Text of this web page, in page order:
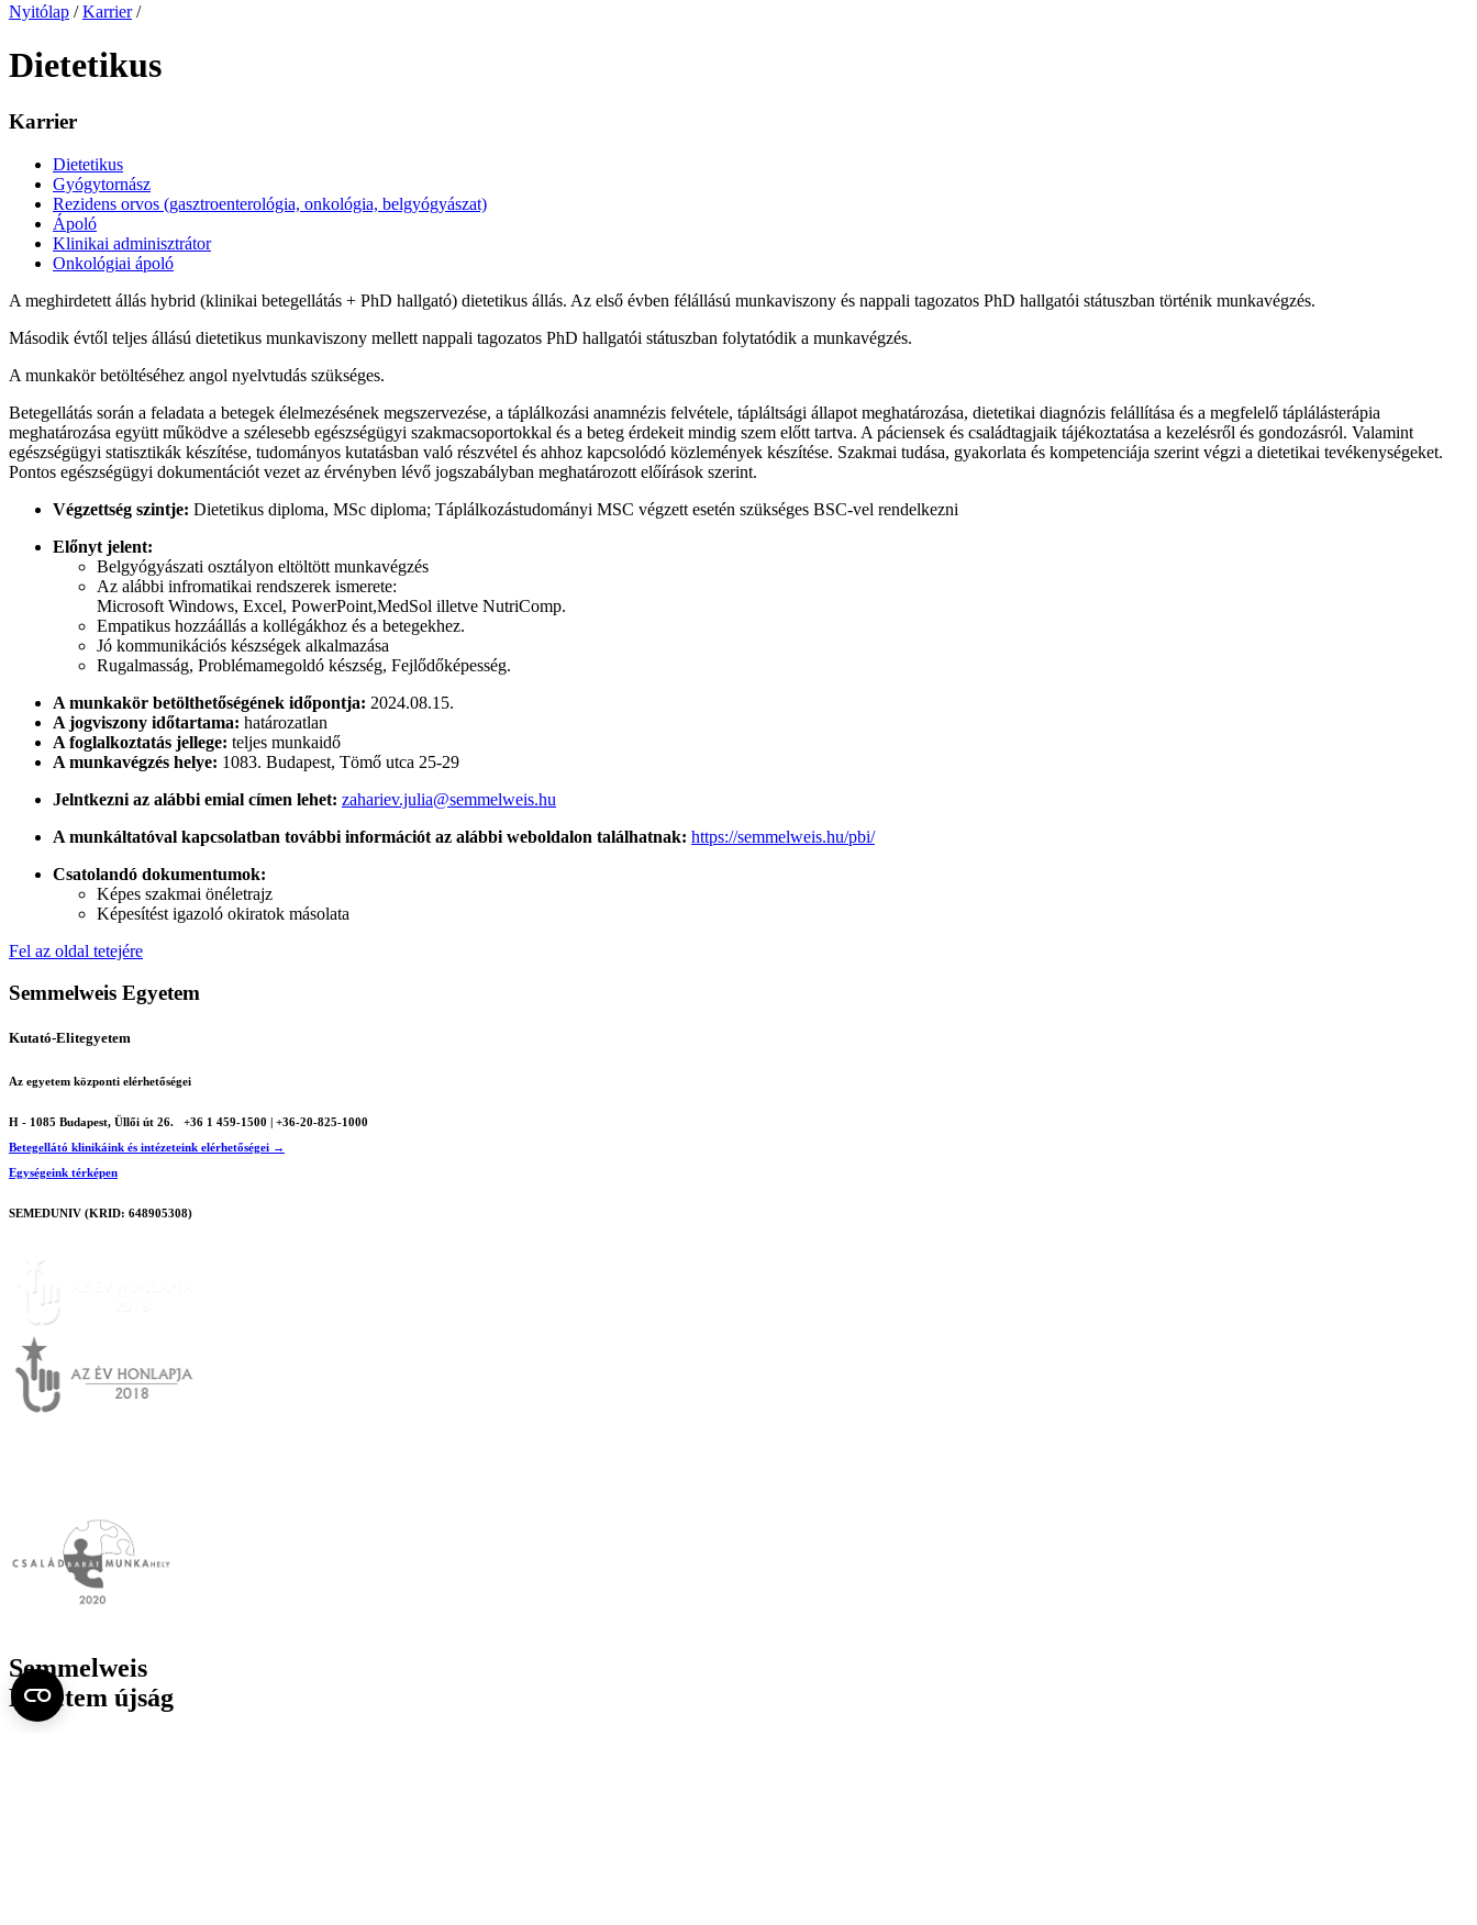
Nyitólap / Karrier /
Dietetikus
Karrier
Dietetikus
Gyógytornász
Rezidens orvos (gasztroenterológia, onkológia, belgyógyászat)
Ápoló
Klinikai adminisztrátor
Onkológiai ápoló
A meghirdetett állás hybrid (klinikai betegellátás + PhD hallgató) dietetikus állás. Az első évben félállású munkaviszony és nappali tagozatos PhD hallgatói státuszban történik munkavégzés.
Második évtől teljes állású dietetikus munkaviszony mellett nappali tagozatos PhD hallgatói státuszban folytatódik a munkavégzés.
A munkakör betöltéséhez angol nyelvtudás szükséges.
Betegellátás során a feladata a betegek élelmezésének megszervezése, a táplálkozási anamnézis felvétele, tápláltsági állapot meghatározása, dietetikai diagnózis felállítása és a megfelelő táplálásterápia
meghatározása együtt működve a szélesebb egészségügyi szakmacsoportokkal és a beteg érdekeit mindig szem előtt tartva. A páciensek és családtagjaik tájékoztatása a kezelésről és gondozásról. Valamint
egészségügyi statisztikák készítése, tudományos kutatásban való részvétel és ahhoz kapcsolódó közlemények készítése. Szakmai tudása, gyakorlata és kompetenciája szerint végzi a dietetikai tevékenységeket.
Pontos egészségügyi dokumentációt vezet az érvényben lévő jogszabályban meghatározott előírások szerint.
Végzettség szintje: Dietetikus diploma, MSc diploma; Táplálkozástudományi MSC végzett esetén szükséges BSC-vel rendelkezni
Előnyt jelent:
Belgyógyászati osztályon eltöltött munkavégzés
Az alábbi infromatikai rendszerek ismerete:
Microsoft Windows, Excel, PowerPoint,MedSol illetve NutriComp.
Empatikus hozzáállás a kollégákhoz és a betegekhez.
Jó kommunikációs készségek alkalmazása
Rugalmasság, Problémamegoldó készség, Fejlődőképesség.
A munkakör betölthetőségének időpontja: 2024.08.15.
A jogviszony időtartama: határozatlan
A foglalkoztatás jellege: teljes munkaidő
A munkavégzés helye: 1083. Budapest, Tömő utca 25-29
Jelntkezni az alábbi emial címen lehet: zahariev.julia@semmelweis.hu
A munkáltatóval kapcsolatban további információt az alábbi weboldalon találhatnak: https://semmelweis.hu/pbi/
Csatolandó dokumentumok:
Képes szakmai önéletrajz
Képesítést igazoló okiratok másolata
Fel az oldal tetejére
Semmelweis Egyetem
Kutató-Elitegyetem
Az egyetem központi elérhetőségei
H - 1085 Budapest, Üllői út 26.
+36 1 459-1500 | +36-20-825-1000
Betegellátó klinikáink és intézeteink elérhetőségei →
Egységeink térképen
SEMEDUNIV (KRID: 648905308)
Semmelweis
Egyetem újság